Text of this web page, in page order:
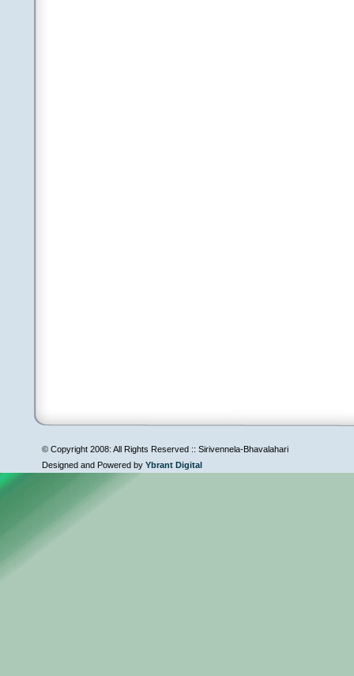
© Copyright 2008: All Rights Reserved :: Sirivennela-Bhavalahari
Designed and Powered by Ybrant Digital